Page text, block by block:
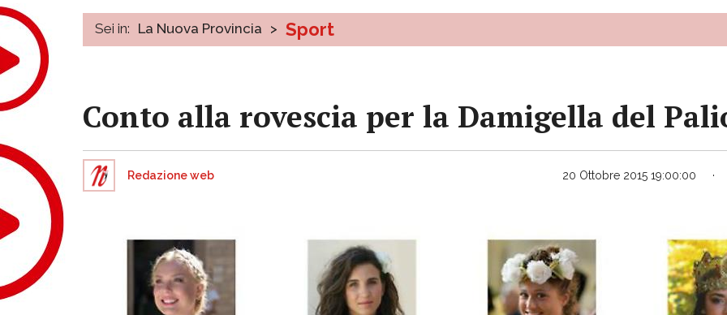
Sei in: La Nuova Provincia > Sport
Conto alla rovescia per la Damigella del
Redazione web 20 Ottobre 2015 19:00:00